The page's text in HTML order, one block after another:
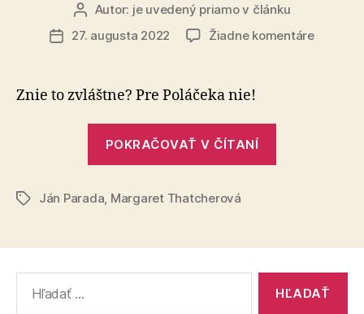
Autor
článku
Autor: je uvedený priamo v článku
Dátum
27. augusta 2022 Žiadne komentárena
Znie to zvláštne? Pre Poláčeka nie!
POKRAČOVAŤ V ČÍTANÍ
ZnačkyJán Parada, Margaret Thatcherová